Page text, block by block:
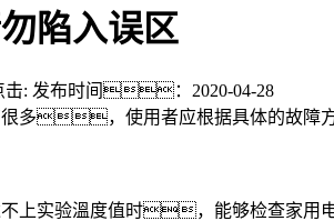
陷入误区
击: 发布时间：2020-04-28
很多，使用者应根据具体的故
实验溫度值时，能够检查家